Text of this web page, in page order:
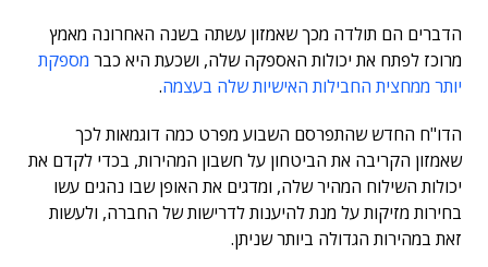
הדברים הם תולדה מכך שאמזון עשתה בשנה האחרונה מאמץ
מרוכז לפתח את יכולות האספקה שלה, ושכעת היא כבר מספקת
יותר ממחצית החבילות האישיות שלה בעצמה.
הדו"ח החדש שהתפרסם השבוע מפרט כמה דוגמאות לכך
שאמזון הקריבה את הביטחון על חשבון המהירות, בכדי לקדם את
יכולות השילוח המהיר שלה, ומדגים את האופן שבו נהגים עשו
בחירות מזיקות על מנת להיענות לדרישות של החברה, ולעשות
זאת במהירות הגדולה ביותר שניתן.